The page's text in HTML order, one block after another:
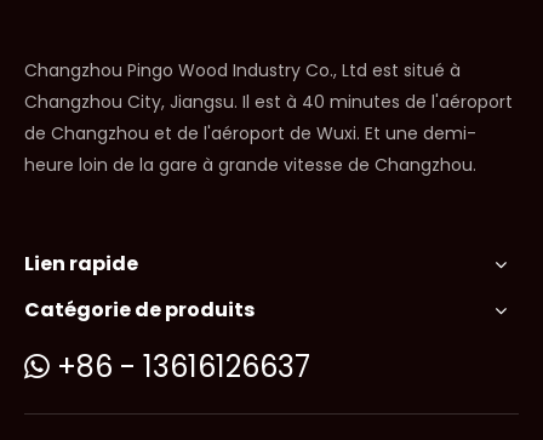
Changzhou Pingo Wood Industry Co., Ltd est situé à
Changzhou City, Jiangsu. Il est à 40 minutes de l'aéroport
de Changzhou et de l'aéroport de Wuxi. Et une demi-
heure loin de la gare à grande vitesse de Changzhou.
Lien rapide
Catégorie de produits
 +86 - 13616126637